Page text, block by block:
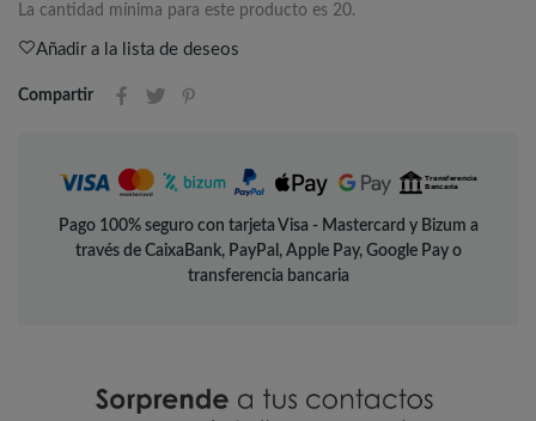
La cantidad mínima para este producto es 20.
Añadir a la lista de deseos
Compartir
Pago 100% seguro con tarjeta Visa - Mastercard y Bizum a
través de CaixaBank, PayPal, Apple Pay, Google Pay o
transferencia bancaria